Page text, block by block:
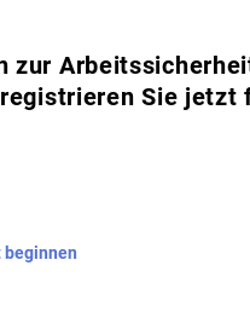
zur
Sie jetzt